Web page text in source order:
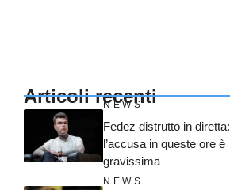
Articoli recenti
NEWS
Fedez distrutto in diretta:
l’accusa in queste ore è
gravissima
NEWS